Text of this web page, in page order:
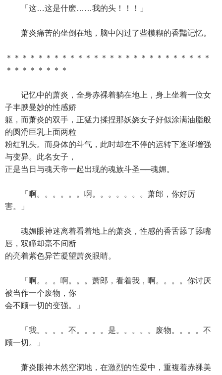
「这…这是什麽……我的头！！！」
萧炎痛苦的坐倒在地，脑中闪过了些模糊的香豔记忆。
＊＊＊＊＊＊＊＊＊＊＊＊＊＊＊＊＊＊＊＊＊＊＊＊＊＊
＊＊＊＊＊＊＊＊
记忆中的萧炎，全身赤裸着躺在地上，身上坐着一位女
子丰腴曼妙的性感娇
躯，而萧炎的双手，正猛力揉捏那妖娆女子好似涂满油脂般
的圆滑巨乳上面两粒
粉红乳头。而身体的斗气，此时却在不停的运转下逐渐增强
与变异。此名女子，
正是当日与魂天帝一起出现的魂族斗圣──魂媚。
「啊。。。。。。啊。。。。。。。萧郎，你好厉
害。」
魂媚眼神迷离着看着地上的萧炎，性感的香舌舔了舔嘴
唇，双瞳却毫不间断
的亮着紫色异芒凝望萧炎眼睛。
「啊。。。啊。。。萧郎，看着我，啊。。。。你讨厌
被当作一个废物，你
会不顾一切的变强。」
「我。。。。不。。。。是。。。。。废物。。。。不
顾一切。」
萧炎眼神木然空洞地，在激烈的性爱中，重複着赤裸美